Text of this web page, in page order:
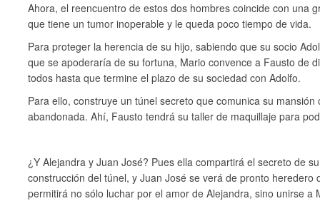
Ahora, el reencuentro de estos dos hombres coincide con una
que tiene un tumor inoperable y le queda poco tiempo de vida.
Para proteger la herencia de su hijo, sabiendo que su socio
que se apoderaría de su fortuna, Mario convence a Fausto de
todos hasta que termine el plazo de su sociedad con Adolfo.
Para ello, construye un túnel secreto que comunica su
abandonada. Ahí, Fausto tendrá su taller de maquillaje para
¿Y Alejandra y Juan José? Pues ella compartirá el secreto de
construcción del túnel, y Juan José se verá de pronto heredero
permitirá no sólo luchar por el amor de Alejandra, sino unirse a